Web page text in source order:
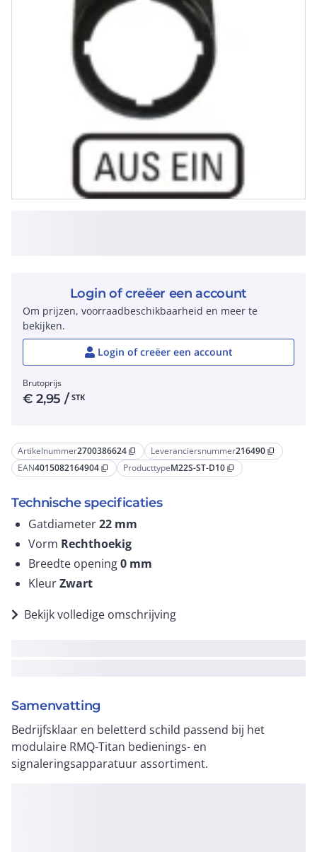
Artikelnummer2700386624 content_copy Leveranciersnummer216490 content_copy
EAN4015082164904 content_copy ProducttypeM22S-ST-D10 content_copy
Technische specificaties
Gatdiameter22 mm
Vorm Rechthoekig
Breedte opening0 mm
KleurZwart
Bekijk volledige omschrijving
Samenvatting
Bedrijfsklaar en beletterd schild passend bij het
modulaire RMQ-Titan bedienings- en
signaleringsapparatuur assortiment.
Login of creëer een account
Om prijzen, voorraadbeschikbaarheid en meer te
bekijken.
Login of creëer een account
Brutoprijs
€2,95 / STK